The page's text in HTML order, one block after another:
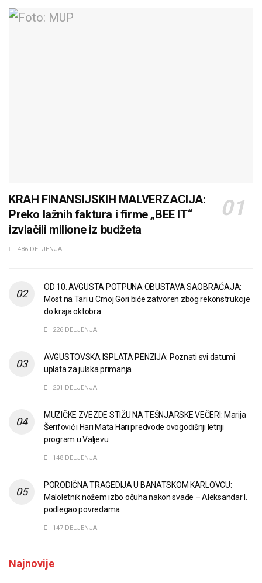
KRAH FINANSIJSKIH MALVERZACIJA:
Preko lažnih faktura i firme „BEE IT“
izvlačili milione iz budžeta
486 DELJENJA
OD 10. AVGUSTA POTPUNA OBUSTAVA SAOBRAĆAJA:
Most na Tari u Crnoj Gori biće zatvoren zbog rekonstrukcije
do kraja oktobra
226 DELJENJA
AVGUSTOVSKA ISPLATA PENZIJA: Poznati svi datumi
uplata za julska primanja
201 DELJENJA
MUZIČKE ZVEZDE STIŽU NA TEŠNJARSKE VEČERI: Marija
Šerifović i Hari Mata Hari predvode ovogodišnji letnji
program u Valjevu
148 DELJENJA
PORODIČNA TRAGEDIJA U BANATSKOM KARLOVCU:
Maloletnik nožem izbo očuha nakon svađe – Aleksandar I.
podlegao povredama
147 DELJENJA
Najnovije